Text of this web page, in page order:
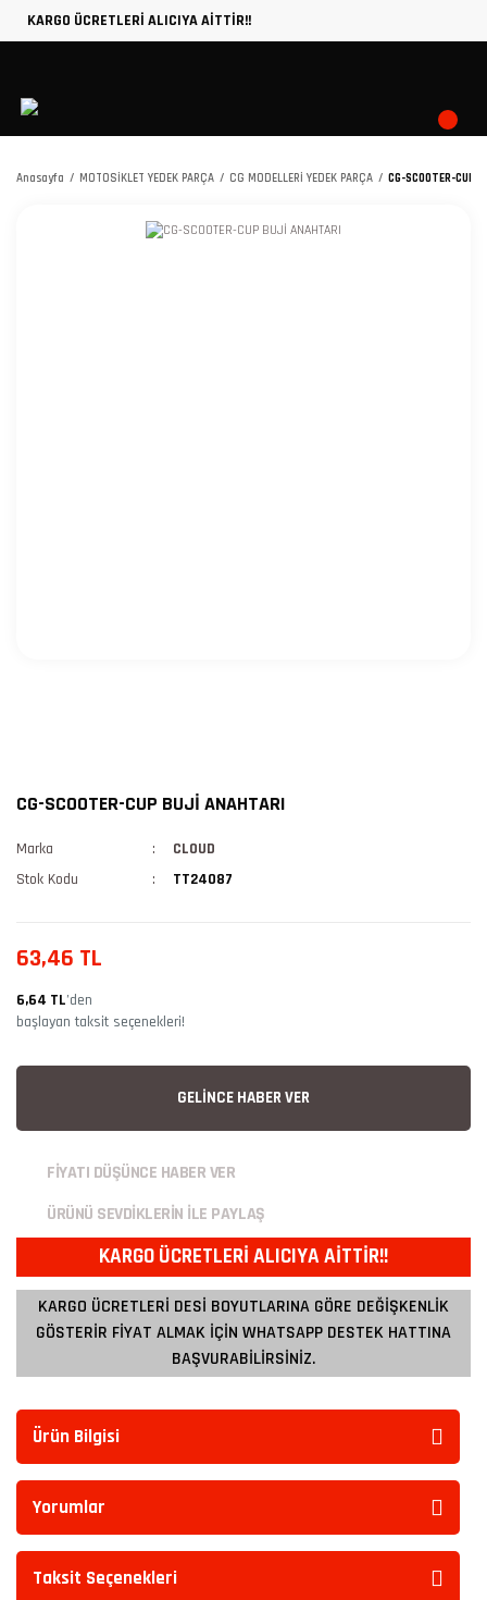
KARGO ÜCRETLERİ ALICIYA AİTTİR!!
Anasayfa MOTOSİKLET YEDEK PARÇA CG MODELLERİ YEDEK PARÇA CG-SCOOTER-CUP
CG-SCOOTER-CUP BUJİ ANAHTARI
Marka
CLOUD
Stok Kodu
TT24087
63,46 TL
6,64 TL’den
başlayan taksit seçenekleri!
GELİNCE HABER VER
FİYATI DÜŞÜNCE HABER VER
ÜRÜNÜ SEVDİKLERİN İLE PAYLAŞ
KARGO ÜCRETLERİ ALICIYA AİTTİR!!
KARGO ÜCRETLERİ DESİ BOYUTLARINA GÖRE DEĞİŞKENLİK
GÖSTERİR FİYAT ALMAK İÇİN WHATSAPP DESTEK HATTINA
BAŞVURABİLİRSİNİZ.
Ürün Bilgisi
Yorumlar
Taksit Seçenekleri